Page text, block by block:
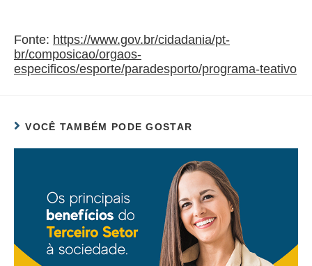
Fonte: https://www.gov.br/cidadania/pt-
br/composicao/orgaos-
especificos/esporte/paradesporto/programa-teativo
VOCÊ TAMBÉM PODE GOSTAR